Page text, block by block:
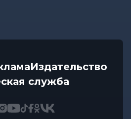
Издательство
служба